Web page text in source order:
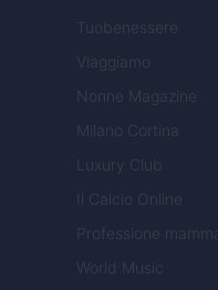
Tuobenessere
Viaggiamo
Nonne Magazine
Milano Cortina
Luxury Club
Il Calcio Online
Professione mamma
World Music